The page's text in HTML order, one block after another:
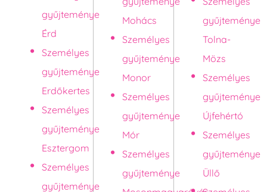
gyűjteménye
Érd
Személyes
gyűjteménye
Erdőkertes
Személyes
gyűjteménye
Esztergom
Személyes
gyűjteménye
Mohács
Személyes
gyűjteménye
Monor
Személyes
gyűjteménye
Mór
Személyes
gyűjteménye
gyűjteménye
Tolna-
Mözs
Személyes
gyűjteménye
Újfehértó
Személyes
gyűjteménye
Üllő